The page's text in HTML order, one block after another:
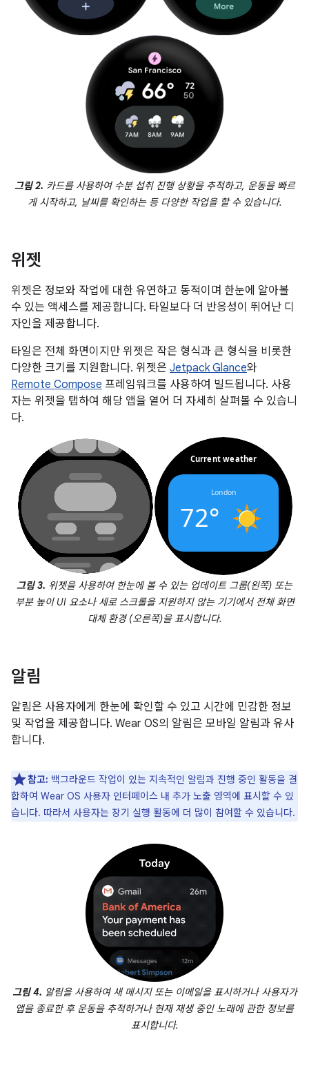
그림 2. 카드를 사용하여 수분 섭취 진행 상황을 추적하고, 운동을 빠르
게 시작하고, 날씨를 확인하는 등 다양한 작업을 할 수 있습니다.
위젯
위젯은 정보와 작업에 대한 유연하고 동적이며 한눈에 알아볼
수 있는 액세스를 제공합니다. 타일보다 더 반응성이 뛰어난 디
자인을 제공합니다.
타일은 전체 화면이지만 위젯은 작은 형식과 큰 형식을 비롯한
다양한 크기를 지원합니다. 위젯은 Jetpack Glance와
Remote Compose 프레임워크를 사용하여 빌드됩니다. 사용
자는 위젯을 탭하여 해당 앱을 열어 더 자세히 살펴볼 수 있습니
다.
그림 3. 위젯을 사용하여 한눈에 볼 수 있는 업데이트 그룹(왼쪽) 또는
부분 높이 UI 요소나 세로 스크롤을 지원하지 않는 기기에서 전체 화면
대체 환경 (오른쪽)을 표시합니다.
알림
알림은 사용자에게 한눈에 확인할 수 있고 시간에 민감한 정보
및 작업을 제공합니다. Wear OS의 알림은 모바일 알림과 유사
합니다.
참고: 백그라운드 작업이 있는 지속적인 알림과 진행 중인 활동을 결
합하여 Wear OS 사용자 인터페이스 내 추가 노출 영역에 표시할 수 있
습니다. 따라서 사용자는 장기 실행 활동에 더 많이 참여할 수 있습니다.
그림 4. 알림을 사용하여 새 메시지 또는 이메일을 표시하거나 사용자가
앱을 종료한 후 운동을 추적하거나 현재 재생 중인 노래에 관한 정보를
표시합니다.